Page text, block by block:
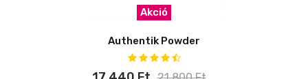
Akció
Authentik Powder